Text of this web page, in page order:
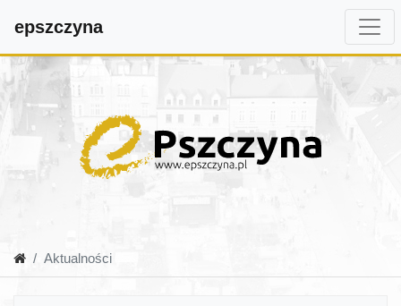
epszczyna
Aktualności